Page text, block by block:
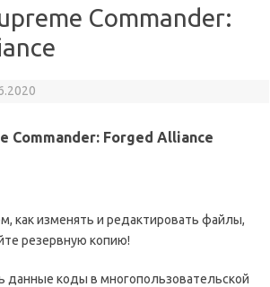
Commander:
Commander: Forged Alliance
как изменять и редактировать файлы,
резервную копию!
данные коды в многопользовательской